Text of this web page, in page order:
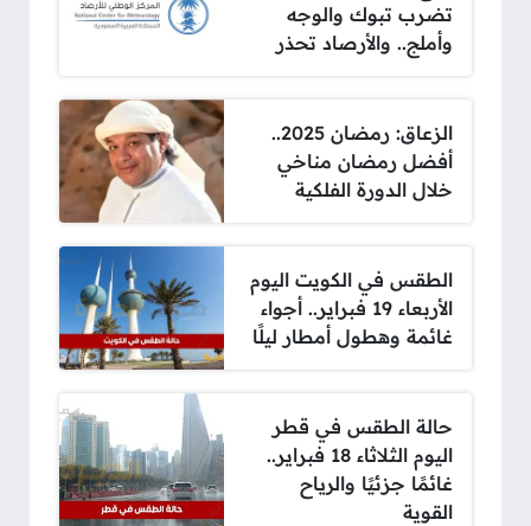
تضرب تبوك والوجه
وأملج.. والأرصاد تحذر
الزعاق: رمضان 2025..
أفضل رمضان مناخي
خلال الدورة الفلكية
الطقس في الكويت اليوم
الأربعاء 19 فبراير.. أجواء
غائمة وهطول أمطار ليلًا
حالة الطقس في قطر
اليوم الثلاثاء 18 فبراير..
غائمًا جزئيًا والرياح
القوية